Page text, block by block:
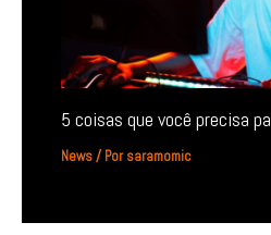
5 coisas que você precisa
News/ Porsaramomic